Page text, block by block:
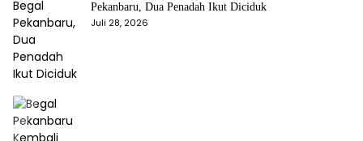
Pekanbaru, Dua Penadah Ikut Diciduk
Juli 28, 2026